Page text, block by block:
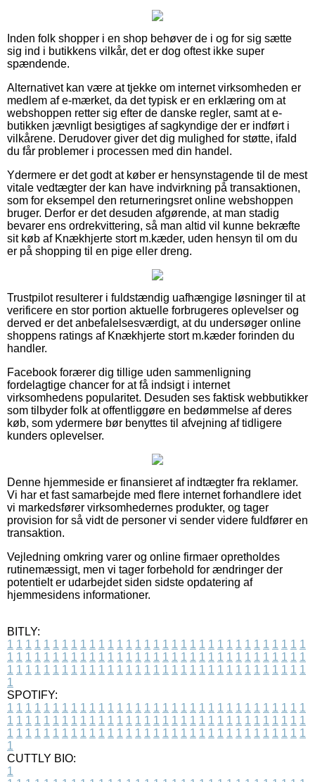
Inden folk shopper i en shop behøver de i og for sig sætte
sig ind i butikkens vilkår, det er dog oftest ikke super
spændende.
Alternativet kan være at tjekke om internet virksomheden er
medlem af e-mærket, da det typisk er en erklæring om at
webshoppen retter sig efter de danske regler, samt at e-
butikken jævnligt besigtiges af sagkyndige der er indført i
vilkårene. Derudover giver det dig mulighed for støtte, ifald
du får problemer i processen med din handel.
Ydermere er det godt at køber er hensynstagende til de mest
vitale vedtægter der kan have indvirkning på transaktionen,
som for eksempel den returneringsret online webshoppen
bruger. Derfor er det desuden afgørende, at man stadig
bevarer ens ordrekvittering, så man altid vil kunne bekræfte
sit køb af Knækhjerte stort m.kæder, uden hensyn til om du
er på shopping til en pige eller dreng.
Trustpilot resulterer i fuldstændig uafhængige løsninger til at
verificere en stor portion aktuelle forbrugeres oplevelser og
derved er det anbefalelsesværdigt, at du undersøger online
shoppens ratings af Knækhjerte stort m.kæder forinden du
handler.
Facebook forærer dig tillige uden sammenligning
fordelagtige chancer for at få indsigt i internet
virksomhedens popularitet. Desuden ses faktisk webbutikker
som tilbyder folk at offentliggøre en bedømmelse af deres
køb, som ydermere bør benyttes til afvejning af tidligere
kunders oplevelser.
Denne hjemmeside er finansieret af indtægter fra reklamer.
Vi har et fast samarbejde med flere internet forhandlere idet
vi markedsfører virksomhedernes produkter, og tager
provision for så vidt de personer vi sender videre fuldfører en
transaktion.
Vejledning omkring varer og online firmaer opretholdes
rutinemæssigt, men vi tager forbehold for ændringer der
potentielt er udarbejdet siden sidste opdatering af
hjemmesidens informationer.
BITLY:
1 1 1 1 1 1 1 1 1 1 1 1 1 1 1 1 1 1 1 1 1 1 1 1 1 1 1 1 1 1 1 1 1
1 1 1 1 1 1 1 1 1 1 1 1 1 1 1 1 1 1 1 1 1 1 1 1 1 1 1 1 1 1 1 1 1
1 1 1 1 1 1 1 1 1 1 1 1 1 1 1 1 1 1 1 1 1 1 1 1 1 1 1 1 1 1 1 1 1
1
SPOTIFY:
1 1 1 1 1 1 1 1 1 1 1 1 1 1 1 1 1 1 1 1 1 1 1 1 1 1 1 1 1 1 1 1 1
1 1 1 1 1 1 1 1 1 1 1 1 1 1 1 1 1 1 1 1 1 1 1 1 1 1 1 1 1 1 1 1 1
1 1 1 1 1 1 1 1 1 1 1 1 1 1 1 1 1 1 1 1 1 1 1 1 1 1 1 1 1 1 1 1 1
1
CUTTLY BIO:
1